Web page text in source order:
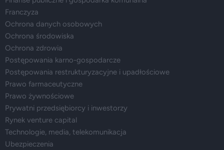
Franczyza
Ochrona danych osobowych
Ochrona środowiska
Ochrona zdrowia
Postępowania karno-gospodarcze
Postępowania restrukturyzacyjne i upadłościowe
Prawo farmaceutyczne
Prawo żywnościowe
Prywatni przedsiębiorcy i inwestorzy
Rynek venture capital
Technologie, media, telekomunikacja
Ubezpieczenia